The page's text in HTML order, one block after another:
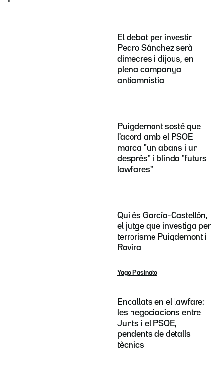
El debat per investir
Pedro Sánchez serà
dimecres i dijous, en
plena campanya
antiamnistia
Puigdemont sosté que
l'acord amb el PSOE
marca "un abans i un
després" i blinda "futurs
lawfares"
Qui és García-Castellón,
el jutge que investiga per
terrorisme Puigdemont i
Rovira
Yago Pasinato
Encallats en el lawfare:
les negociacions entre
Junts i el PSOE,
pendents de detalls
tècnics